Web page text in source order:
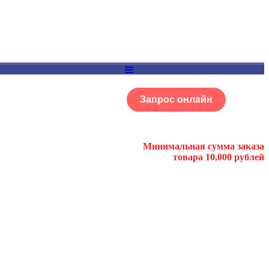
Запрос онлайн
Минимальная сумма заказа
товара 10,000 рублей